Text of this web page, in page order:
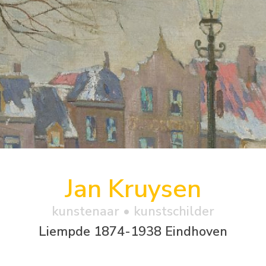
Jan Kruysen
kunstenaar • kunstschilder
Liempde 1874-1938 Eindhoven